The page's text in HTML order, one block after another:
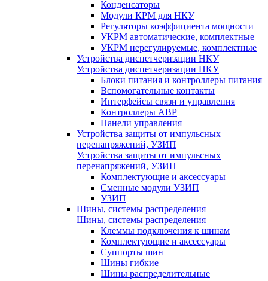
Конденсаторы
Модули КРМ для НКУ
Регуляторы коэффициента мощности
УКРМ автоматические, комплектные
УКРМ нерегулируемые, комплектные
Устройства диспетчеризации НКУ
Устройства диспетчеризации НКУ
Блоки питания и контроллеры питания
Вспомогательные контакты
Интерфейсы связи и управления
Контроллеры АВР
Панели управления
Устройства защиты от импульсных
перенапряжений, УЗИП
Устройства защиты от импульсных
перенапряжений, УЗИП
Комплектующие и аксессуары
Сменные модули УЗИП
УЗИП
Шины, системы распределения
Шины, системы распределения
Клеммы подключения к шинам
Комплектующие и аксессуары
Суппорты шин
Шины гибкие
Шины распределительные